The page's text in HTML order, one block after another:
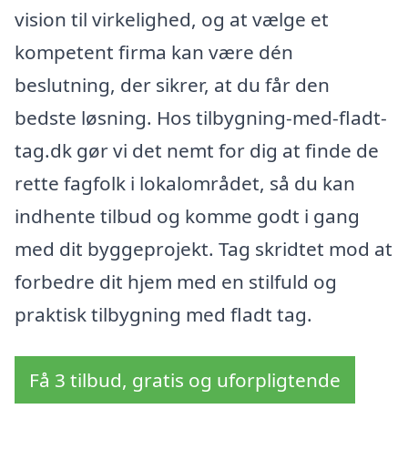
vision til virkelighed, og at vælge et
kompetent firma kan være dén
beslutning, der sikrer, at du får den
bedste løsning. Hos tilbygning-med-fladt-
tag.dk gør vi det nemt for dig at finde de
rette fagfolk i lokalområdet, så du kan
indhente tilbud og komme godt i gang
med dit byggeprojekt. Tag skridtet mod at
forbedre dit hjem med en stilfuld og
praktisk tilbygning med fladt tag.
Få 3 tilbud, gratis og uforpligtende